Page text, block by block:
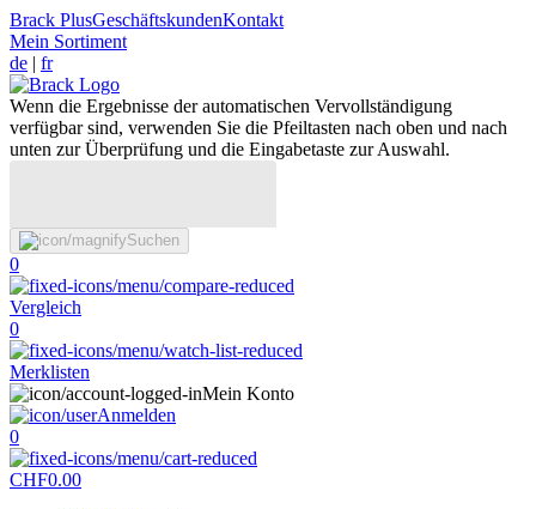
Brack PlusGeschäftskundenKontakt
Mein Sortiment
de | fr
Wenn die Ergebnisse der automatischen Vervollständigung
verfügbar sind, verwenden Sie die Pfeiltasten nach oben und nach
unten zur Überprüfung und die Eingabetaste zur Auswahl.
Suchen
0
Vergleich
0
Merklisten
Mein Konto
Anmelden
0
CHF0.00